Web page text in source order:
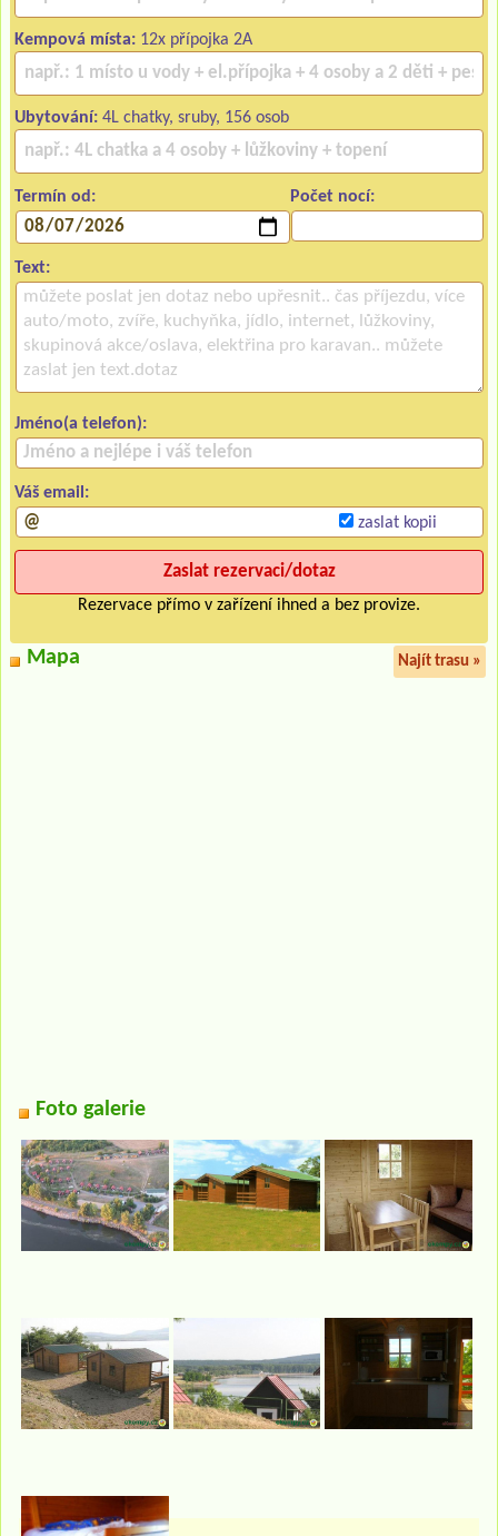
Kempová místa: 12x přípojka 2A
Ubytování: 4L chatky, sruby, 156 osob
Termín od: Počet nocí:
Text:
Jméno(a telefon):
Váš email:
zaslat kopii
Rezervace přímo v zařízení ihned a bez provize.
Mapa Najít trasu »
Foto galerie